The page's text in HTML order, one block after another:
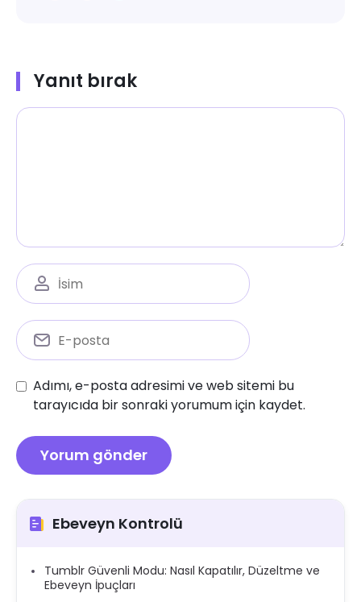
Yanıt bırak
Adımı, e-posta adresimi ve web sitemi bu
tarayıcıda bir sonraki yorumum için kaydet.
Ebeveyn Kontrolü
Tumblr Güvenli Modu: Nasıl Kapatılır, Düzeltme ve
Ebeveyn İpuçları